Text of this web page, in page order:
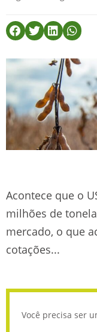
Acontece que o
milhões de
mercado, o que
cotações...
Você precisa ser